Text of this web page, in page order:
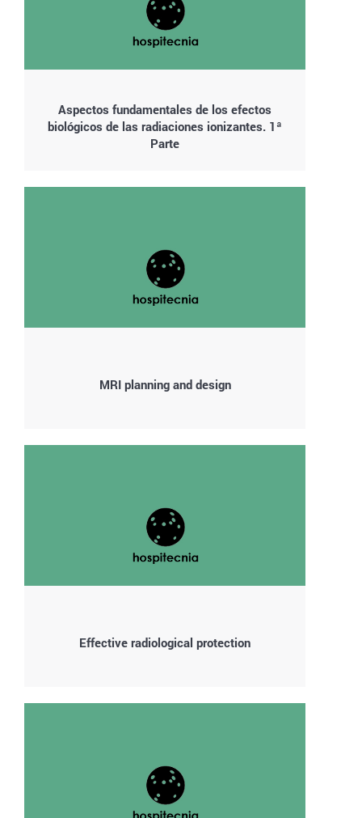
Aspectos fundamentales de los efectos
biológicos de las radiaciones ionizantes. 1ª
Parte
MRI planning and design
Effective radiological protection